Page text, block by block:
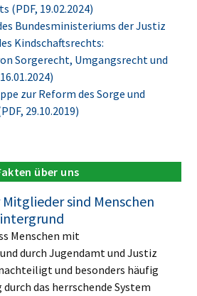
(PDF, 19.02.2024)
Bundesministeriums der Justiz
Kindschaftsrechts:
Sorgerecht, Umgangsrecht und
zur Reform des Sorge und
29.10.2019)
über uns
Mitglieder sind Menschen
Menschen mit
durch Jugendamt und Justiz
und besonders häufig
das herrschende System